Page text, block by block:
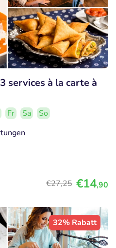
services à la carte à
Fr Sa
So
€27,25 €14,90
32% Rabatt